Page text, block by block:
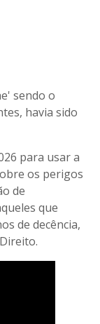
sendo o
havia sido
para usar a
os perigos
de
que
de decência,